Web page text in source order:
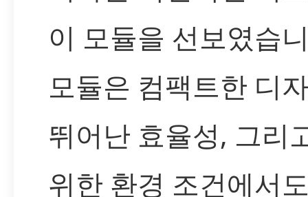
이 모듈을 선보였습
모듈은 컴팩트한 디
뛰어난 효율성, 그리
위한 환경 조건에서